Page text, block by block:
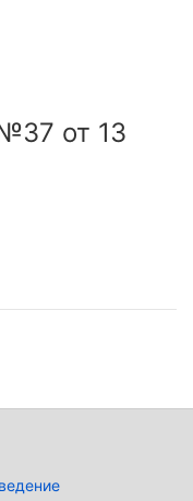
от 13